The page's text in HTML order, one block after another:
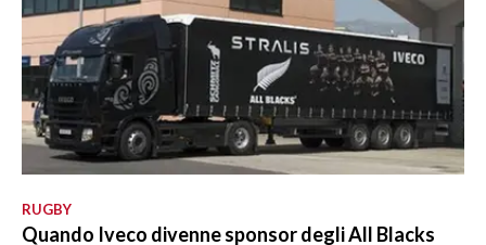
RUGBY
Quando Iveco divenne sponsor degli All Blacks